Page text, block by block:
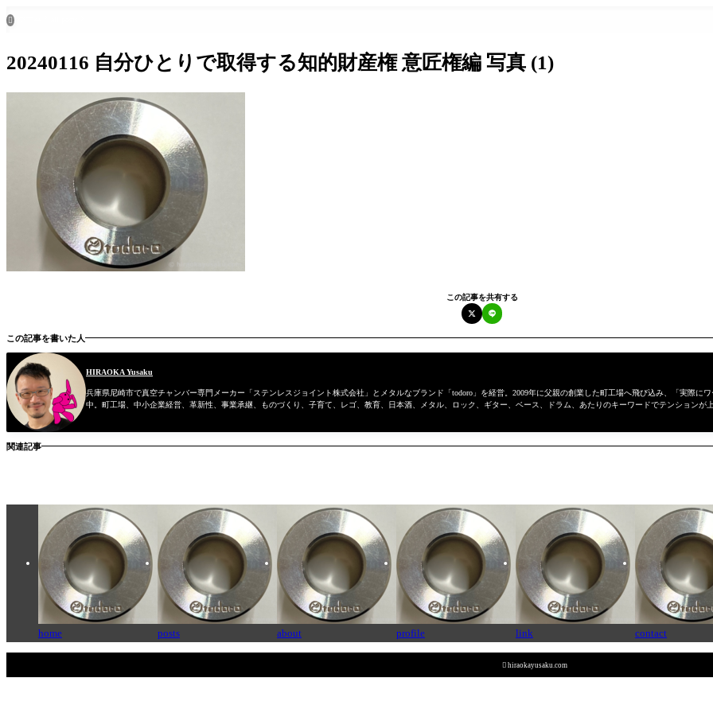

20240116 自分ひとりで取得する知的財産権 意匠権編 写真 (1)
この記事を共有する
この記事を書いた人
HIRAOKA Yusaku
兵庫県尼崎市で真空チャンバー専門メーカー「ステンレスジョイント株式会社」とメタルなブランド「todoro」を経営。2009年に父親の創業した町工場へ飛び込み、「実際に
中。町工場、中小企業経営、革新性、事業承継、ものづくり、子育て、レゴ、教育、日本酒、メタル、ロック、ギター、ベース、ドラム、あたりのキーワードでテンションが
関連記事
home posts about profile link contact
 hiraokayusaku.com